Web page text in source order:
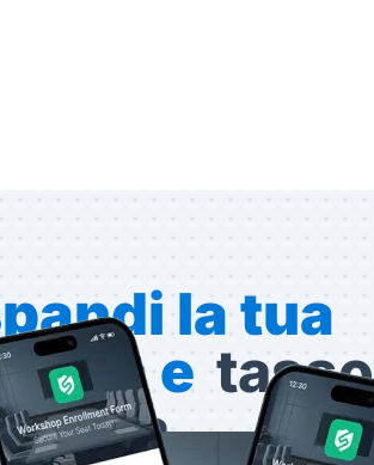
la tua
e